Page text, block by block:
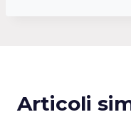
Articoli